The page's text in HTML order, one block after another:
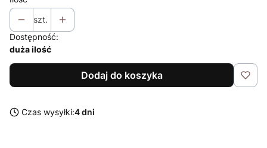
szt.
Dostępność:
duża ilość
Dodaj do koszyka
Czas wysyłki:4 dni